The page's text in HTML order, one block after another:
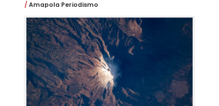
Amapola Periodismo